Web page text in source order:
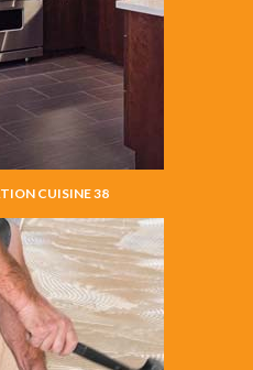
CUISINE 38